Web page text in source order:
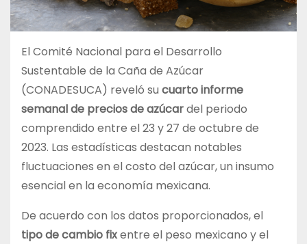
El Comité Nacional para el Desarrollo
Sustentable de la Caña de Azúcar
(CONADESUCA) reveló su cuarto informe
semanal de precios de azúcardel periodo
comprendido entre el 23 y 27 de octubre de
2023. Las estadísticas destacan notables
fluctuaciones en el costo del azúcar, un insumo
esencial en la economía mexicana.
De acuerdo con los datos proporcionados, el
tipo de cambio fixentre el peso mexicano y el